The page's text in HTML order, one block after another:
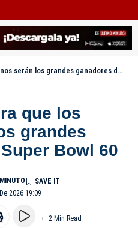
los grandes ganadores del Super Bowl 60
que los
grandes
Bowl 60
2026 19:09
2 Min Read